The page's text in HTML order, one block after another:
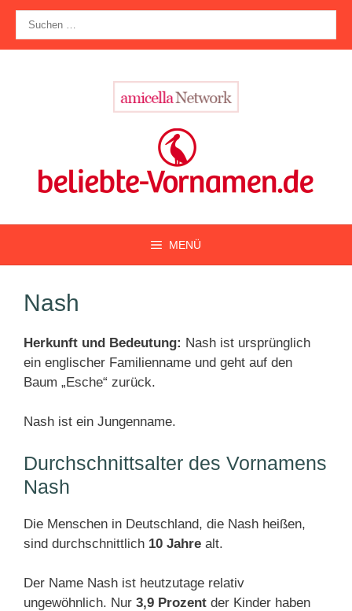
Zum
Inhalt
springen
nach:
MENÜ
Nash
Herkunft und Bedeutung: Nash ist ursprünglich
ein englischer Familienname und geht auf den
Baum „Esche“ zurück.
Nash ist ein Jungenname.
Durchschnittsalter des Vornamens
Nash
Die Menschen in Deutschland, die Nash heißen,
sind durchschnittlich 10 Jahre alt.
Der Name Nash ist heutzutage relativ
ungewöhnlich. Nur 3,9 Prozent der Kinder haben